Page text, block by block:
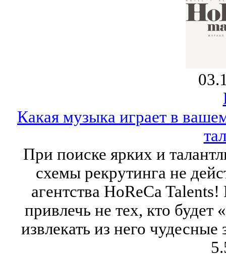
Какая музыка играет в
При поиске ярких и
схемы рекрутинга не
агентства HoReCa
привлечь не тех, кто будет
извлекать из него